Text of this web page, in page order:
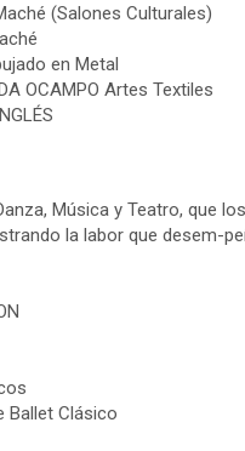
(Salones Culturales)
en Metal
OCAMPO Artes Textiles
Música y Teatro, que
la labor que desem-
Ballet Clásico